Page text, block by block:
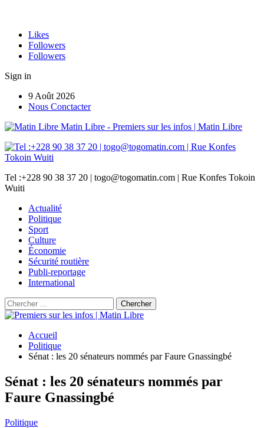
Likes
Followers
Followers
Sign in
9 Août 2026
Nous Conctacter
Matin Libre - Premiers sur les infos | Matin Libre
Tel :+228 90 38 37 20 | togo@togomatin.com | Rue Konfes Tokoin
Wuiti
Actualité
Politique
Sport
Culture
Économie
Sécurité routière
Publi-reportage
International
Accueil
Politique
Sénat : les 20 sénateurs nommés par Faure Gnassingbé
Sénat : les 20 sénateurs nommés par
Faure Gnassingbé
Politique